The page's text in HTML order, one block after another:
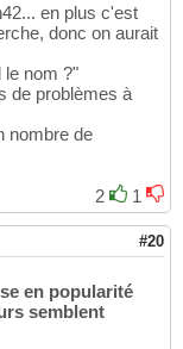
en plus c'est
donc on aurait
le nom ?"
de problèmes à
nombre de
2
1
#20
en popularité
semblent